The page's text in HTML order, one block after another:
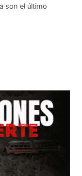
son el último